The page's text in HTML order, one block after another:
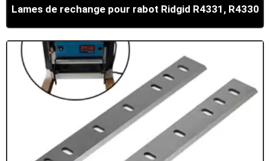
Lames de rechange pour rabot Ridgid R4331, R4330